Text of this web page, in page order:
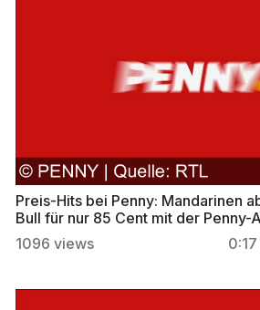
Preis-Hits bei Penny: Mandarinen
Bull für nur 85 Cent mit der Penny-
1096 views 0:17